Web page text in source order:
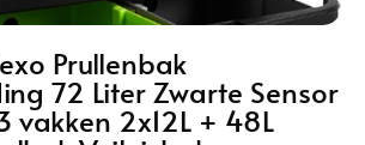
Prullenbak
72 Liter Zwarte Sensor
vakken 2x12L + 48L